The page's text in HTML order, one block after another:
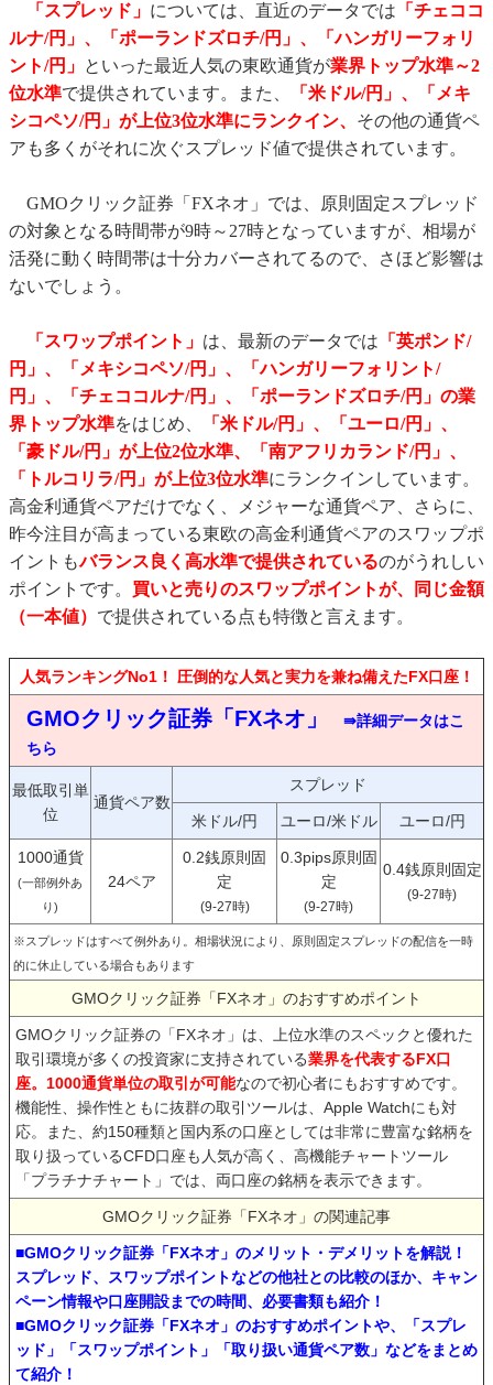
「スプレッド」 については、直近のデータでは 「チェココ
ルナ/円」、「ポーランドズロチ/円」、「ハンガリーフォリ
ント/円」 といった最近人気の東欧通貨が業界トップ水準～2
位水準で提供されています。また、
「米ドル/円」、「メキ
シコペソ/円」が上位3位水準にランクイン、 その他の通貨ペ
アも多くがそれに次ぐスプレッド値で提供されています。
GMOクリック証券「FXネオ」では、原則固定スプレッド
の対象となる時間帯が9時～27時となっていますが、相場が
活発に動く時間帯は十分カバーされてるので、さほど影響は
ないでしょう。
「スワップポイント」 は、最新のデータでは 「英ポンド/
円」、「メキシコペソ/円」、「ハンガリーフォリント/
円」、「チェココルナ/円」、「ポーランドズロチ/円」の業
界トップ水準をはじめ、
「米ドル/円」、「ユーロ/円」、
「豪ドル/円」が上位2位水準、「南アフリカランド/円」、
「トルコリラ/円」 が上位3位水準にランクインしています。
高金利通貨ペアだけでなく、メジャーな通貨ペア、さらに、
昨今注目が高まっている東欧の高金利通貨ペアのスワップポ
イントもバランス良く高水準で提供されているのがうれしい
ポイントです。 買いと売りのスワップポイントが、同じ金額
（一本値） で提供されている点も特徴と言えます。
人気ランキングNo1！ 圧倒的な人気と実力を兼ね備えたFX口座！
GMOクリック証券「FXネオ」
⇛詳細データはこ
ちら
最低取引単
位
通貨ペア数
スプレッド
米ドル/円 ユーロ/米ドル ユーロ/円
1000通貨
(一部例外あ
り)
24ペア
0.2銭原則固
定
(9-27時)
0.3pips原則固
定
(9-27時)
0.4銭原則固定
(9-27時)
※スプレッドはすべて例外あり。相場状況により、原則固定スプレッドの配信を一時
的に休止している場合もあります
GMOクリック証券「FXネオ」のおすすめポイント
GMOクリック証券の「FXネオ」は、上位水準のスペックと優れた
取引環境が多くの投資家に支持されている業界を代表するFX口
座。1000通貨単位の取引が可能なので初心者にもおすすめです。
機能性、操作性ともに抜群の取引ツールは、Apple Watchにも対
応。また、約150種類と国内系の口座としては非常に豊富な銘柄を
取り扱っているCFD口座も人気が高く、高機能チャートツール
「プラチナチャート」では、両口座の銘柄を表示できます。
GMOクリック証券「FXネオ」の関連記事
■GMOクリック証券「FXネオ」のメリット・デメリットを解説！
スプレッド、スワップポイントなどの他社との比較のほか、キャン
ペーン情報や口座開設までの時間、必要書類も紹介！
■GMOクリック証券「FXネオ」のおすすめポイントや、「スプレ
ッド」「スワップポイント」「取り扱い通貨ペア数」などをまとめ
て紹介！